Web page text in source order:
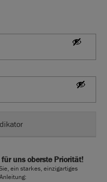
uns oberste Priorität!
ein starkes, einzigartiges